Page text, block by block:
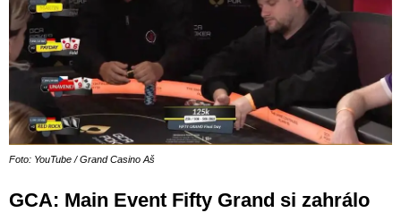
Foto: YouTube / Grand Casino Aš
GCA: Main Event Fifty Grand si zahrálo